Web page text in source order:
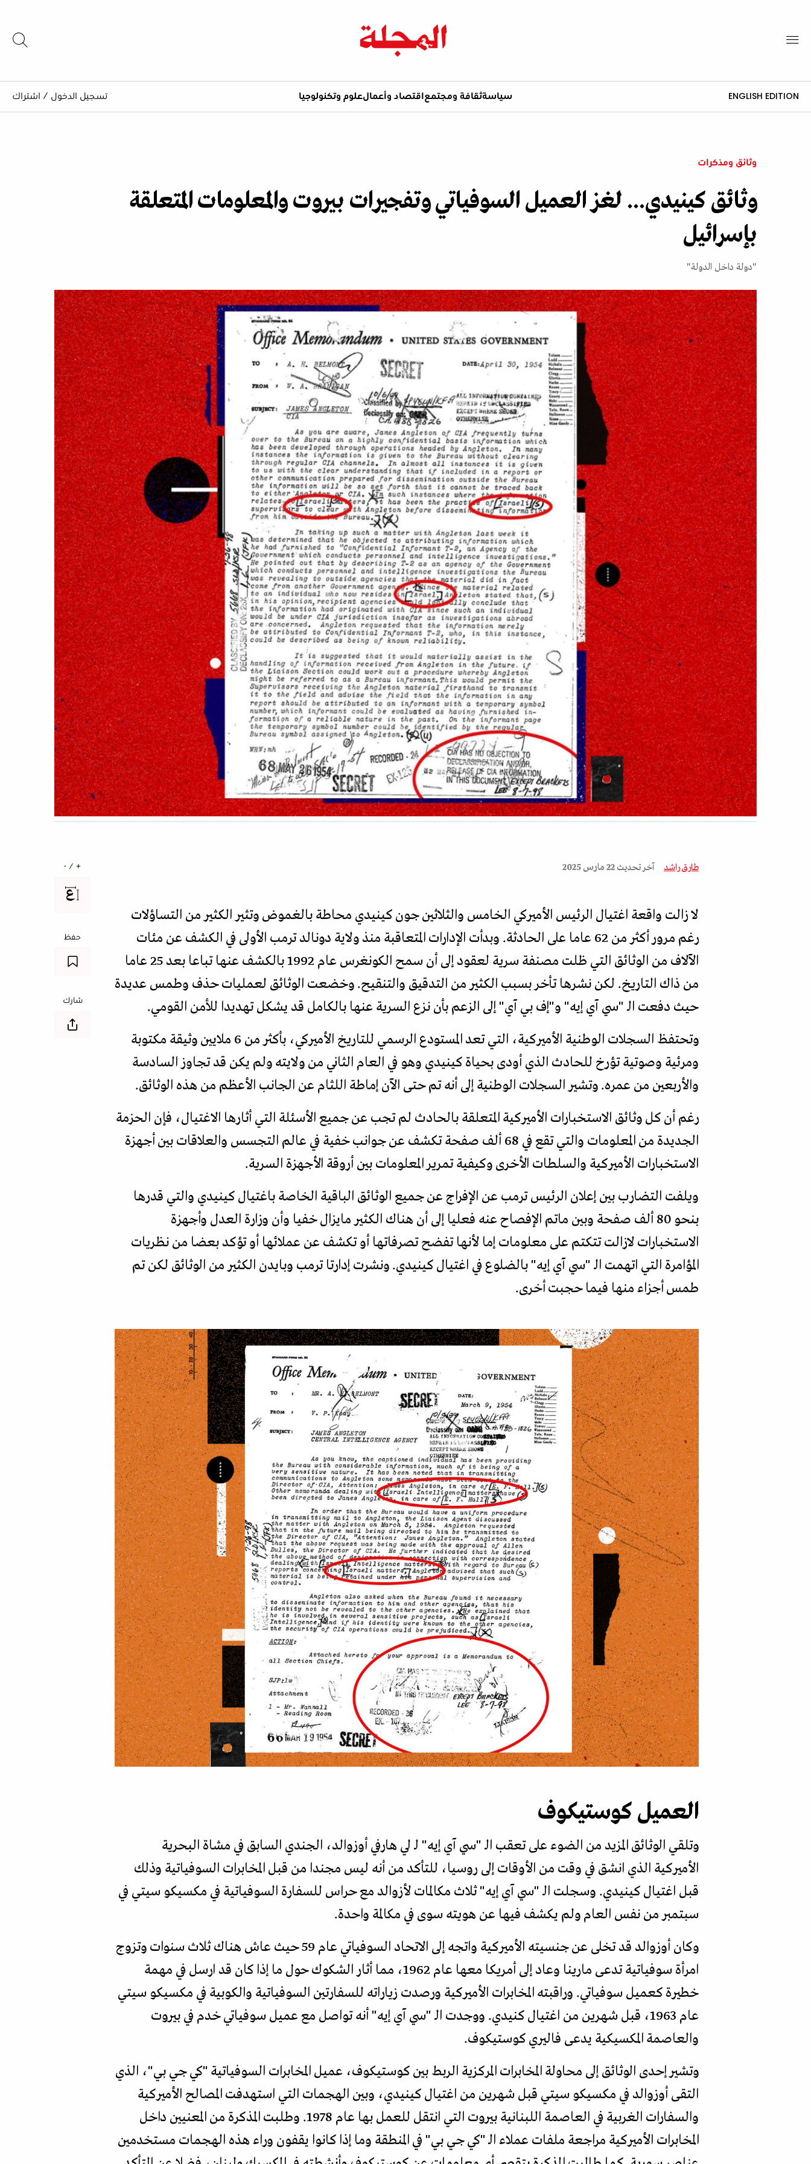
ENGLISH EDITION سياسةثقافة ومجتمع اقتصاد وأعمالعلوم وتكنولوجيا تسجيل الدخول / اشتراك
وثائق ومذكرات
وثائق كينيدي... لغز العميل السوفياتي وتفجيرات بيروت والمعلومات المتعلقة
بإسرائيل
"دولة داخل الدولة"
طارق راشد آخر تحديث 22 مارس 2025
لا زالت واقعة اغتيال الرئيس الأميركي الخامس والثلاثين جون كينيدي محاطة بالغموض وتثير الكثير من التساؤلات
رغم مرور أكثر من 62 عاما على الحادثة. وبدأت الإدارات المتعاقبة منذ ولاية دونالد ترمب الأولى في الكشف عن مئات
الآلاف من الوثائق التي ظلت مصنفة سرية لعقود إلى أن سمح الكونغرس عام 1992 بالكشف عنها تباعا بعد 25 عاما
من ذاك التاريخ. لكن نشرها تأخر بسبب الكثير من التدقيق والتنقيح. وخضعت الوثائق لعمليات حذف وطمس عديدة
حيث دفعت الـ "سي آي إيه" و"إف بي آي" إلى الزعم بأن نزع السرية عنها بالكامل قد يشكل تهديدا للأمن القومي.
وتحتفظ السجلات الوطنية الأميركية، التي تعد المستودع الرسمي للتاريخ الأميركي، بأكثر من 6 ملايين وثيقة مكتوبة
ومرئية وصوتية تؤرخ للحادث الذي أودى بحياة كينيدي وهو في العام الثاني من ولايته ولم يكن قد تجاوز السادسة
والأربعين من عمره. وتشير السجلات الوطنية إلى أنه تم حتى الآن إماطة اللثام عن الجانب الأعظم من هذه الوثائق.
رغم أن كل وثائق الاستخبارات الأميركية المتعلقة بالحادث لم تجب عن جميع الأسئلة التي أثارها الاغتيال، فإن الحزمة
الجديدة من المعلومات والتي تقع في 68 ألف صفحة تكشف عن جوانب خفية في عالم التجسس والعلاقات بين أجهزة
الاستخبارات الأميركية والسلطات الأخرى وكيفية تمرير المعلومات بين أروقة الأجهزة السرية.
ويلفت التضارب بين إعلان الرئيس ترمب عن الإفراج عن جميع الوثائق الباقية الخاصة باغتيال كينيدي والتي قدرها
بنحو 80 ألف صفحة وبين ماتم الإفصاح عنه فعليا إلى أن هناك الكثير مايزال خفيا وأن وزارة العدل وأجهزة
الاستخبارات لازالت تتكتم على معلومات إما لأنها تفضح تصرفاتها أو تكشف عن عملائها أو تؤكد بعضا من نظريات
المؤامرة التي اتهمت الـ "سي آي إيه" بالضلوع في اغتيال كينيدي. ونشرت إدارتا ترمب وبايدن الكثير من الوثائق لكن تم
طمس أجزاء منها فيما حجبت أخرى.
العميل كوستيكوف
وتلقي الوثائق المزيد من الضوء على تعقب الـ "سي آي إيه" لـ لي هارفي أوزوالد، الجندي السابق في مشاة البحرية
الأميركية الذي انشق في وقت من الأوقات إلى روسيا، للتأكد من أنه ليس مجندا من قبل المخابرات السوفياتية وذلك
قبل اغتيال كينيدي. وسجلت الـ "سي آي إيه" ثلاث مكالمات لأزوالد مع حراس للسفارة السوفياتية في مكسيكو سيتي في
سبتمبر من نفس العام ولم يكشف فيها عن هويته سوى في مكالمة واحدة.
وكان أوزوالد قد تخلى عن جنسيته الأميركية واتجه إلى الاتحاد السوفياتي عام 59 حيث عاش هناك ثلاث سنوات وتزوج
امرأة سوفياتية تدعى مارينا وعاد إلى أمريكا معها عام 1962، مما أثار الشكوك حول ما إذا كان قد ارسل في مهمة
خطيرة كعميل سوفياتي. وراقبته المخابرات الأميركية ورصدت زياراته للسفارتين السوفياتية والكوبية في مكسيكو سيتي
عام 1963، قبل شهرين من اغتيال كنيدي. ووجدت الـ "سي آي إيه" أنه تواصل مع عميل سوفياتي خدم في بيروت
والعاصمة المكسيكية يدعى فاليري كوستيكوف.
وتشير إحدى الوثائق إلى محاولة المخابرات المركزية الربط بين كوستيكوف، عميل المخابرات السوفياتية "كي جي بي"، الذي
التقى أوزوالد في مكسيكو سيتي قبل شهرين من اغتيال كينيدي، وبين الهجمات التي استهدفت المصالح الأميركية
والسفارات الغربية في العاصمة اللبنانية بيروت التي انتقل للعمل بها عام 1978. وطلبت المذكرة من المعنيين داخل
المخابرات الأميركية مراجعة ملفات عملاء الـ "كي جي بي" في المنطقة وما إذا كانوا يقفون وراء هذه الهجمات مستخدمين
+ / -
حفظ
شارك